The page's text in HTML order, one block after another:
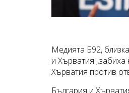
Медията Б92,
и Хърватия
Хърватия против
България и